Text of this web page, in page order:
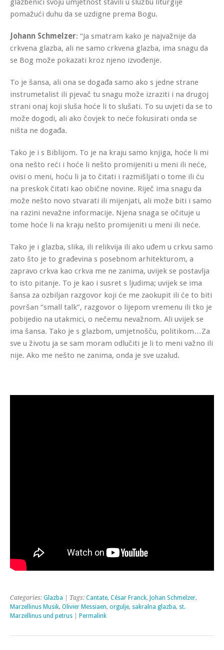
pomažući duhu da se uzdigne prema Bogu.
Johann Schmelzer: “Ja smatram kako je najvažnije da
crkvena glazba, ali ne samo crkvena glazba, ima snagu da
se Bog može pokazati kroz njeno izvođenje.
To je šansa, ali ona se događa samo ako s jedne strane
instrumetalist ili pjevač tu snagu može izraziti i na drugoj
strani onaj koji sluša hoće li to slušati. To su uvjeti da se to
može dogodi, ali ako čovjek to neće fokusirati onda se
ništa ne događa.
Tako je i s Biblijom. To je na kraju samo knjiga, hoće li mi
ona nešto reći i hoće li nešto promijeniti u meni ili neće,
ovisi o meni, hoću li ja to čitati i razmišljati o tome ili ću
na preskok čitati kao obične novine. Riječ ima snagu da
može nešto novo stvarati ili mijenjati, ali može biti i samo
na razini nevažne informacije. Njena snaga se očituje u
tome hoće li na kraju nešto promijeniti u meni ili neće.
Tako je i glazba, slika, ili relikvija ili ako uđem u crkvu samo
zato što je to građevina s posebnom arhitekturom, a
zapravo crkva kao crkva me ne zanima, uvijek se postavlja
to isto pitanje. To je kao i susret s ljudima; uvijek se ima
šansa za ozbiljan razgovor koji će me zaokupit ili će to biti
površan “small talk”, razgovor o lijepom vremenu ili tko je
pobijedio na utakmici, o nečemu nevažnom. Ali uvijek se
ima šansa. Tako je s glazbom, umjetnošču, politikom…Za
sve u životu ja se sam moram odlučiti je li to meni važno ili
nije. Ako me nešto ne zanima, onda je sve uzalud.
Categories: Glazba | Tags: Cantate, César Franck, Johan Schmelzer,
Marzellinus Musik, Olivier Messiaen, orgulje, sakralna glazba, st.
Marzellinus und petrus
Permalink